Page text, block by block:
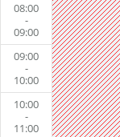
08:00
-
09:00
09:00
-
10:00
10:00
-
11:00